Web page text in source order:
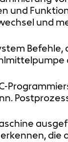
und
und
erkennen,